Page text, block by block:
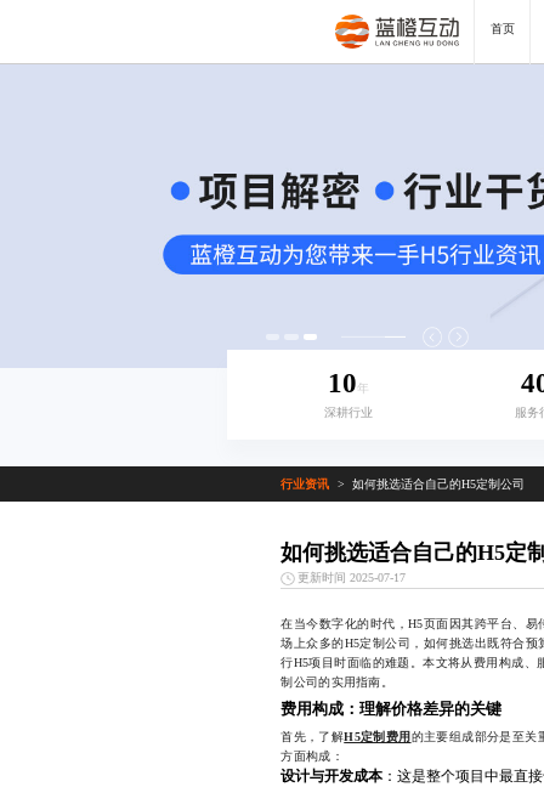
首页
10年
深耕行业
服务
行业资讯 > 如何挑选适合自己的H5定制公司
如何挑选适合自己的H5定
更新时间 2025-07-17
在当今数字化的时代，H5页面因其跨平台、
场上众多的H5定制公司，如何挑选出既符合
行H5项目时面临的难题。本文将从费用构成
制公司的实用指南。
费用构成：理解价格差异的关键
首先，了解H5定制费用的主要组成部分是至关
方面构成：
设计与开发成本 ：这是整个项目中最直